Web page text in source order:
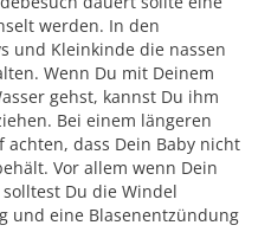
werden. In den
und Kleinkinde die nassen
Wenn Du mit Deinem
gehst, kannst Du ihm
Bei einem längeren
dass Dein Baby nicht
Vor allem wenn Dein
Du die Windel
und eine Blasenentzündung